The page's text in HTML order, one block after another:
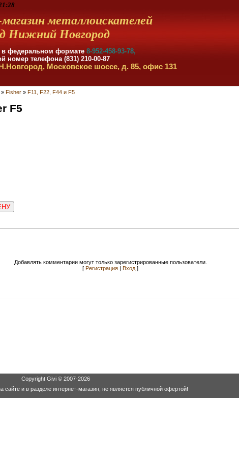
металлоискателей
Нижний Новгород
в федеральном формате 8-952-458-93-78,
номер телефона (831) 210-00-87
Н.Новгород, Московское шоссе, д. 85, офис 131
» Fisher » F11, F22, F44 и F5
F5
Добавлять комментарии могут только зарегистрированные пользователи.
[ Регистрация | Вход ]
Copyright Givi© 2007-2026
и в разделе интернет-магазин, не является публичной офертой!